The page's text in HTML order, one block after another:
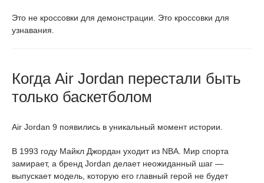
Это не кроссовки для демонстрации. Это кроссовки для
узнавания.
Когда Air Jordan перестали быть
только баскетболом
Air Jordan 9 появились в уникальный момент истории.
В 1993 году Майкл Джордан уходит из NBA. Мир спорта
замирает, а бренд Jordan делает неожиданный шаг —
выпускает модель, которую его главный герой не будет